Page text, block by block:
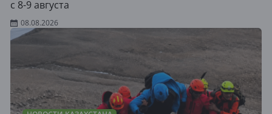
с 8-9 августа
08.08.2026